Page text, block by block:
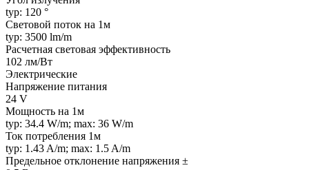
typ: 120 °
Световой поток на 1м
typ: 3500 lm/m
Расчетная световая эффективность
102 лм/Вт
Электрические
Напряжение питания
24 V
Мощность на 1м
typ: 34.4 W/m; max: 36 W/m
Ток потребления 1м
typ: 1.43 A/m; max: 1.5 A/m
Предельное отклонение напряжения ±